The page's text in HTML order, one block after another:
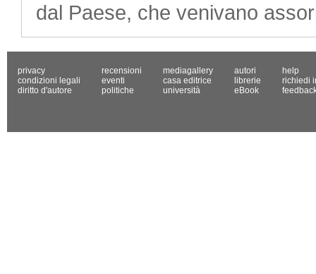
dal Paese, che venivano
privacy
condizioni legali
diritto d'autore
recensioni
eventi
politiche
mediagallery
casa editrice
università
autori
librerie
eBook
help
richiedi